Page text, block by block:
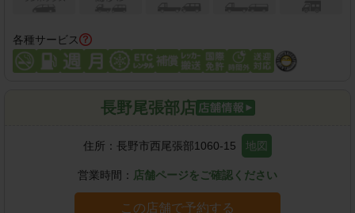
各種サービス
長野尾張部店
住所： 長野市西尾張部1060-15 地図
営業時間： 店舗ページをご確認ください
この店舗で予約する